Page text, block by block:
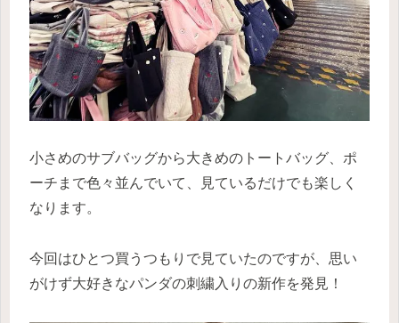
小さめのサブバッグから大きめのトートバッグ、ポ
ーチまで色々並んでいて、見ているだけでも楽しく
なります。
今回はひとつ買うつもりで見ていたのですが、思い
がけず大好きなパンダの刺繍入りの新作を発見！